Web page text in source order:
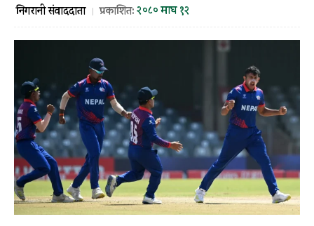
निगरानी संवाददाता प्रकाशित:२०८० माघ १२